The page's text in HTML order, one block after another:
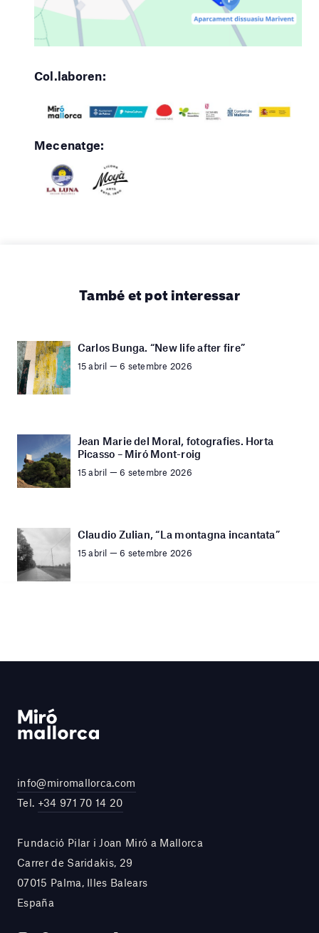
Col.laboren:
Mecenatge:
També et pot interessar
Carlos Bunga. “New life after fire”
15 abril — 6 setembre 2026
Jean Marie del Moral, fotografies. Horta
Picasso – Miró Mont-roig
15 abril — 6 setembre 2026
Claudio Zulian, “La montagna incantata”
15 abril — 6 setembre 2026
info@miromallorca.com
Tel. +34 971 70 14 20
Fundació Pilar i Joan Miró a Mallorca
Carrer de Saridakis, 29
07015 Palma, Illes Balears
España